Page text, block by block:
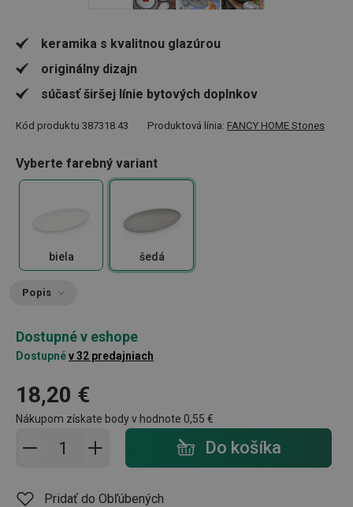
keramika s kvalitnou glazúrou
originálny dizajn
súčasť širšej línie bytových doplnkov
Kód produktu 387318.43 Produktová línia: FANCY HOME Stones
Vyberte farebný variant
biela šedá
Popis
Dostupné v eshope
Dostupnév 32 predajniach
18,20 €
Nákupom získate body v hodnote 0,55 €
Pridať do košíka - počet Do košíka
Pridať do Obľúbených